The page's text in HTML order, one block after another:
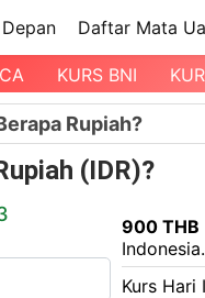
Daftar Mata
KURS BNI
Rupiah?
(IDR)?
900 THB
Indonesia.
Kurs Hari